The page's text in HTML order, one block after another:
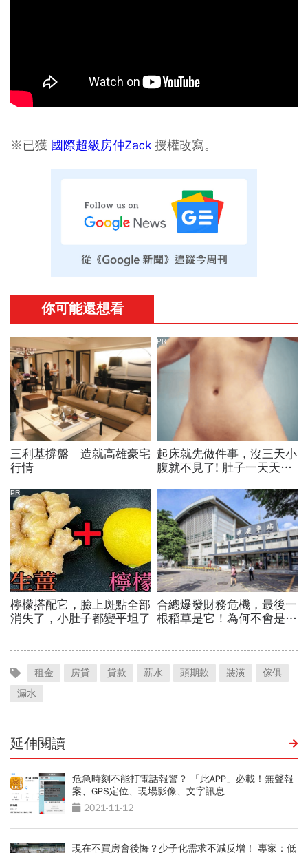
※已獲 國際超級房仲Zack 授權改寫。
租金 房貸 貸款 薪水 頭期款 裝潢
傢俱
漏水
延伸閱讀
危急時刻不能打電話報警？ 「此APP」必載！無聲報
案、GPS定位、現場影像、文字訊息
2021-11-12
現在不買房會後悔？少子化需求不減反增！ 專家：低